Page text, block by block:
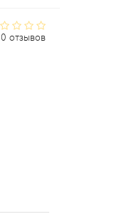
0 отзывов